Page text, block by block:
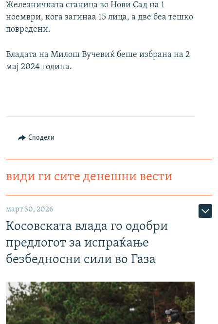
Железничката станица во Нови Сад на 1
ноември, кога загинаа 15 лица, а две беа тешко
повредени.
Владата на Милош Вучевиќ беше избрана на 2
мај 2024 година.
Сподели
види ги сите денешни вести
март 30, 2026
Косовската влада го одобри
предлогот за испраќање
безбедносни сили во Газа